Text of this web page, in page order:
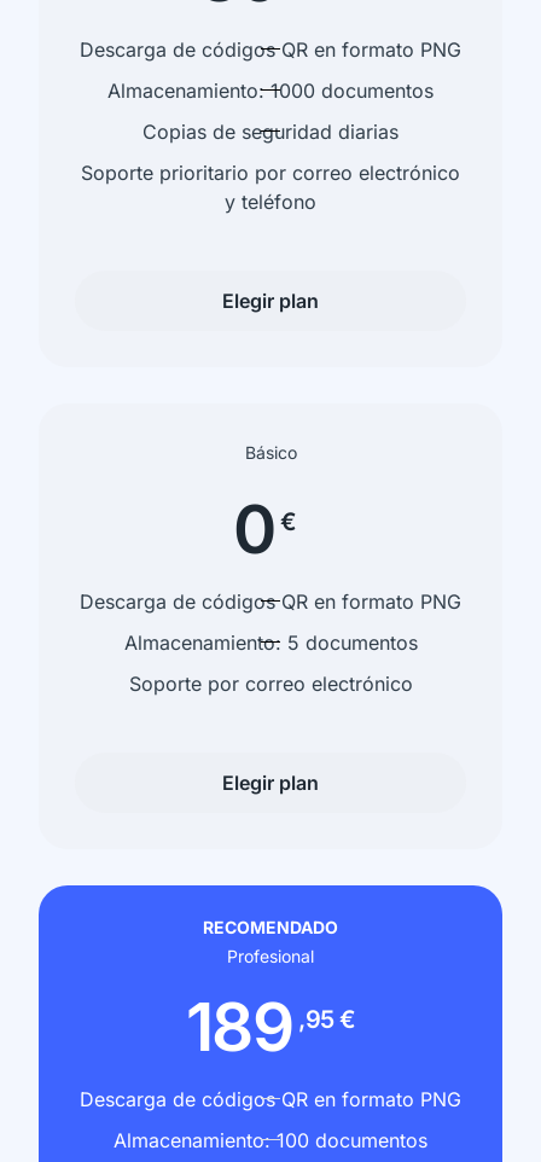
Descarga de códigos QR en formato PNG
Almacenamiento: 1000 documentos
Copias de seguridad diarias
Soporte prioritario por correo electrónico
y teléfono
Elegir plan
Básico
0 €
Descarga de códigos QR en formato PNG
Almacenamiento: 5 documentos
Soporte por correo electrónico
Elegir plan
RECOMENDADO
Profesional
189 ,95 €
Descarga de códigos QR en formato PNG
Almacenamiento: 100 documentos